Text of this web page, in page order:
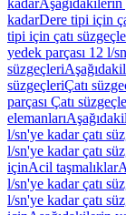
kadarAşağıdakilerin
kadarDere tipi için
tipi için çatı
yedek parçası 12 l/
süzgeçleri
süzgeçleriÇatı
parçası Çatı
elemanları
l/sn'ye kadar çatı
l/sn'ye kadar çatı
içinAcil taşmalıklar
l/sn'ye kadar çatı
l/sn'ye kadar çatı